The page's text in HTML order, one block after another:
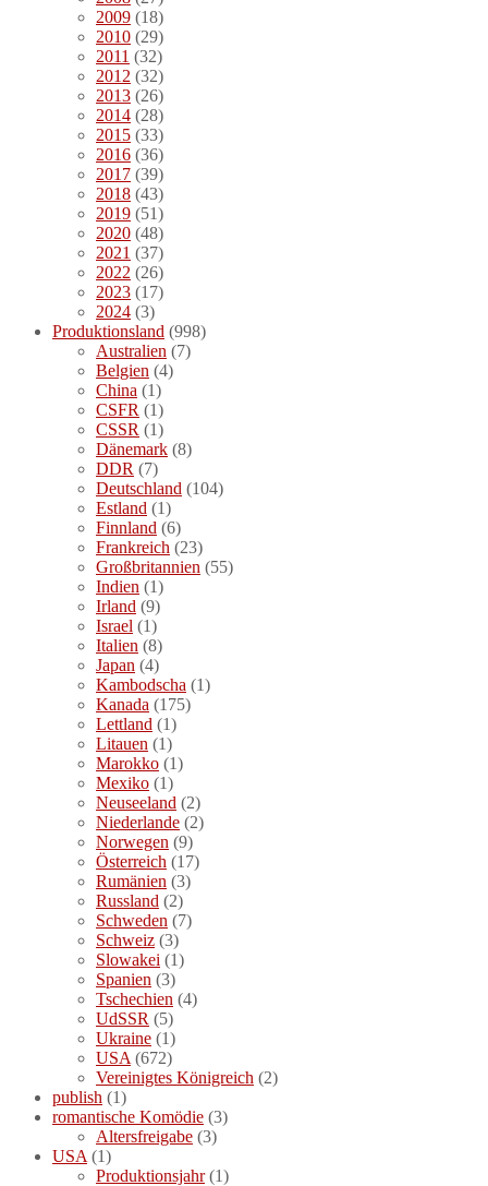
2009 (18)
2010 (29)
2011 (32)
2012 (32)
2013 (26)
2014 (28)
2015 (33)
2016 (36)
2017 (39)
2018 (43)
2019 (51)
2020 (48)
2021 (37)
2022 (26)
2023 (17)
2024 (3)
Produktionsland (998)
Australien (7)
Belgien (4)
China (1)
CSFR (1)
CSSR (1)
Dänemark (8)
DDR (7)
Deutschland (104)
Estland (1)
Finnland (6)
Frankreich (23)
Großbritannien (55)
Indien (1)
Irland (9)
Israel (1)
Italien (8)
Japan (4)
Kambodscha (1)
Kanada (175)
Lettland (1)
Litauen (1)
Marokko (1)
Mexiko (1)
Neuseeland (2)
Niederlande (2)
Norwegen (9)
Österreich (17)
Rumänien (3)
Russland (2)
Schweden (7)
Schweiz (3)
Slowakei (1)
Spanien (3)
Tschechien (4)
UdSSR (5)
Ukraine (1)
USA (672)
Vereinigtes Königreich (2)
publish (1)
romantische Komödie (3)
Altersfreigabe (3)
USA (1)
Produktionsjahr(1)